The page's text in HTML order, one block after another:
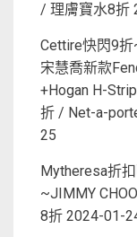
/ 理膚寶水8折
Cettire快閃9
宋慧喬新款
+Hogan H-
折 / Net-a-
25
Mytheresa折
~JIMMY
8折 2024-01-